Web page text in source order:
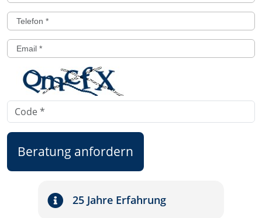
Beratung anfordern
25 Jahre Erfahrung